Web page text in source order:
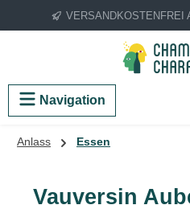
Zum Hauptinhalt springen
VERSANDKOSTENFREI
Navigation
Anlass Essen
Vauversin